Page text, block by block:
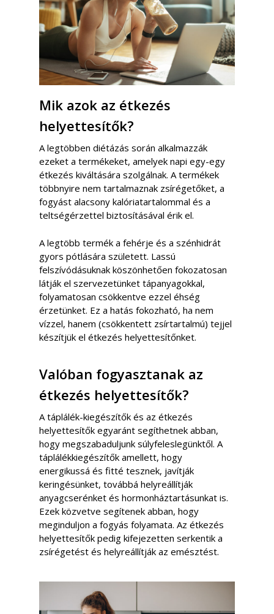
Mik azok az étkezés
helyettesítők?
A legtöbben diétázás során alkalmazzák
ezeket a termékeket, amelyek napi egy-egy
étkezés kiváltására szolgálnak. A termékek
többnyire nem tartalmaznak zsírégetőket, a
fogyást alacsony kalóriatartalommal és a
teltségérzettel biztosításával érik el.
A legtöbb termék a fehérje és a szénhidrát
gyors pótlására született. Lassú
felszívódásuknak köszönhetően fokozatosan
látják el szervezetünket tápanyagokkal,
folyamatosan csökkentve ezzel éhség
érzetünket. Ez a hatás fokozható, ha nem
vízzel, hanem (csökkentett zsírtartalmú) tejjel
készítjük el étkezés helyettesítőnket.
Valóban fogyasztanak az
étkezés helyettesítők?
A táplálék-kiegészítők és az étkezés
helyettesítők egyaránt segíthetnek abban,
hogy megszabaduljunk súlyfeleslegünktől. A
táplálékkiegészítők amellett, hogy
energikussá és fitté tesznek, javítják
keringésünket, továbbá helyreállítják
anyagcserénket és hormonháztartásunkat is.
Ezek közvetve segítenek abban, hogy
meginduljon a fogyás folyamata. Az étkezés
helyettesítők pedig kifejezetten serkentik a
zsírégetést és helyreállítják az emésztést.